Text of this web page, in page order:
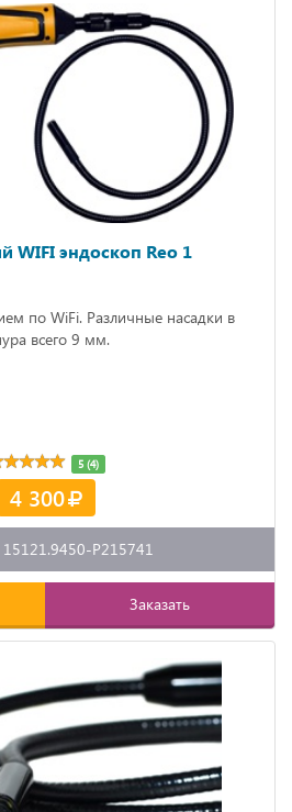
WIFI эндоскоп Reo 1
по WiFi. Различные насадки в
всего 9 мм.
5 (4)
4 300
15121.9450-P215741
Заказать